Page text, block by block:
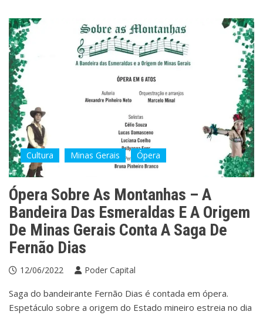
Cultura Minas Gerais Ópera
Ópera Sobre As Montanhas – A
Bandeira Das Esmeraldas E A Origem
De Minas Gerais Conta A Saga De
Fernão Dias
12/06/2022 Poder Capital
Saga do bandeirante Fernão Dias é contada em ópera.
Espetáculo sobre a origem do Estado mineiro estreia no dia